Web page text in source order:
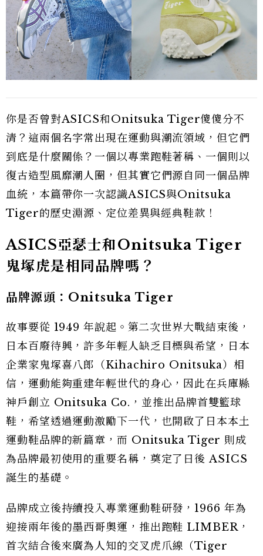
你是否曾對ASICS和Onitsuka Tiger傻傻分不
清？這兩個名字常出現在運動與潮流領域，但它們
到底是什麼關係？一個以專業跑鞋著稱、一個則以
復古造型風靡潮人圈，但其實它們源自同一個品牌
血統，本篇帶你一次認識ASICS與Onitsuka
Tiger的歷史淵源、定位差異與經典鞋款！
ASICS亞瑟士和Onitsuka Tiger
鬼塚虎是相同品牌嗎？
品牌源頭：Onitsuka Tiger
故事要從 1949 年說起。第二次世界大戰結束後，
日本百廢待興，許多年輕人缺乏目標與希望，日本
企業家鬼塚喜八郎（Kihachiro Onitsuka）相
信，運動能夠重建年輕世代的身心，因此在兵庫縣
神戶創立 Onitsuka Co.，並推出品牌首雙籃球
鞋，希望透過運動激勵下一代，也開啟了日本本土
運動鞋品牌的新篇章，而 Onitsuka Tiger 則成
為品牌最初使用的重要名稱，奠定了日後 ASICS
誕生的基礎。
品牌成立後持續投入專業運動鞋研發，1966 年為
迎接兩年後的墨西哥奧運，推出跑鞋 LIMBER，
首次結合後來廣為人知的交叉虎爪線（Tiger